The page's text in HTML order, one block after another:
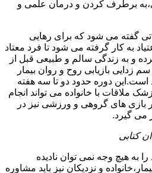
برطرف کردن و درمان علمی و
گفته می شود که برای رهایی
به کار گرفته می شود تا فرد معتاد
و به زندگی سالم و طبیعی قبل از
زدایی بازیابی روح و روان بیمار
است.این دوره حدود دو تا سه هفته
ملاقات با خانواده می تواند انجام
بازی های گروهی و ورزشی نیز در
می گیرد.
کتابی
به هیچ وجه نمی توان نادیده
و نزدیکان نیز باید مشاوره